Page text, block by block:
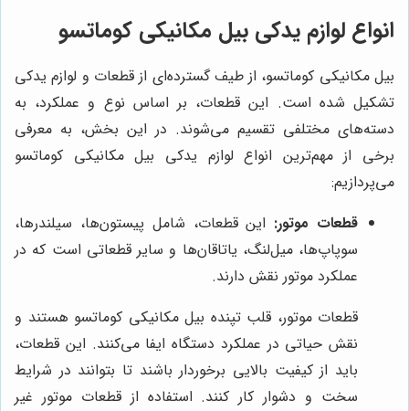
انواع لوازم یدکی بیل مکانیکی کوماتسو
بیل مکانیکی کوماتسو، از طیف گسترده‌ای از قطعات و لوازم یدکی
تشکیل شده است. این قطعات، بر اساس نوع و عملکرد، به
دسته‌های مختلفی تقسیم می‌شوند. در این بخش، به معرفی
برخی از مهم‌ترین انواع لوازم یدکی بیل مکانیکی کوماتسو
می‌پردازیم:
قطعات موتور: این قطعات، شامل پیستون‌ها، سیلندرها،
سوپاپ‌ها، میل‌لنگ، یاتاقان‌ها و سایر قطعاتی است که در
عملکرد موتور نقش دارند.
قطعات موتور، قلب تپنده بیل مکانیکی کوماتسو هستند و
نقش حیاتی در عملکرد دستگاه ایفا می‌کنند. این قطعات،
باید از کیفیت بالایی برخوردار باشند تا بتوانند در شرایط
سخت و دشوار کار کنند. استفاده از قطعات موتور غیر